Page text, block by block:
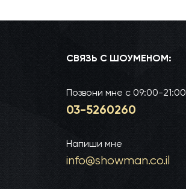
СВЯЗЬ С ШОУМЕНОМ:
Позвони мне с 09:00-21:00
03-52­60­260
Напиши мне
info@show­man.co.il